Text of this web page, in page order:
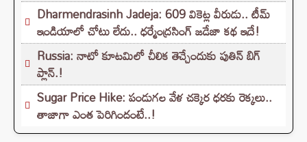
Dharmendrasinh Jadeja: 609 వికెట్ల వీరుడు.. టీమ్
ఇండియాలో చోటు లేదు.. ధర్మేంద్రసింగ్ జడేజా కథ ఇదే!
Russia: నాటో కూటమిలో చీలిక తెచ్చేందుకు పుతిన్ బిగ్
ప్లాన్.!
Sugar Price Hike: పండుగల వేళ చక్కెర ధరకు రెక్కలు..
తాజాగా ఎంత పెరిగిందంటే..!